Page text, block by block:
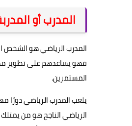
المدرب أو
المدرب الرياضي هو الشخص
فهو يساعدهم على تطوير
المستمرين.
يلعب المدرب الرياضي دورًا
الرياضي الناجح هو من